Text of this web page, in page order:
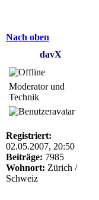
Nach oben
davX
Moderator und
Technik
Registriert:
02.05.2007, 20:50
Beiträge: 7985
Wohnort: Zürich /
Schweiz